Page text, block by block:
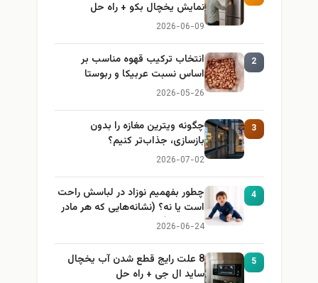
نمایش یخچال بکو + راه حل
2026-06-09
2
انتخاب ترکیب قهوه مناسب بر
اساس نسبت عربیکا و ربوستا
2026-05-26
3
چگونه ویترین مغازه را بدون
بازسازی، جذاب‌تر کنیم؟
2026-07-02
4
چطور بفهمیم نوزاد در لباسش راحت
است یا نه؟ (نشانه‌هایی که هر مادر
باید بداند)
2026-06-24
5
8 علت رایج قطع شدن آب یخچال
ساید ال جی + راه حل